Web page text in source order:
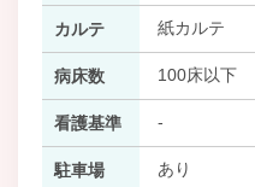
カルテ 紙カルテ
病床数 100床以下
看護基準 -
駐車場 あり